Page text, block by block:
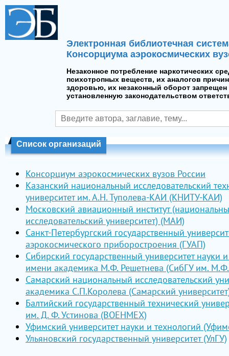
Электронная библиотечная
Консорциума аэрокосмических
Незаконное потребление наркотических
психотропных веществ, их аналогов
здоровью, их незаконный оборот запрещен
установленную законодательством
Список организаций
Консорциум аэрокосмических вузов России
Казанский национальный исследовательский
университет им. А.Н. Туполева-КАИ (КНИТУ-КАИ)
Московский авиационный институт
исследовательский университет) (МАИ)
Санкт-Петербургский государственный
аэрокосмического приборостроения (ГУАП)
Сибирский государственный университет науки
имени академика М.Ф. Решетнева (СибГУ им.
Самарский национальный исследовательский
академика С.П.Королева (Самарский
Балтийский государственный технический
им. Д. Ф. Устинова (ВОЕНМЕХ)
Уфимский университет науки и технологий
Ульяновский государственный университет (УлГУ)